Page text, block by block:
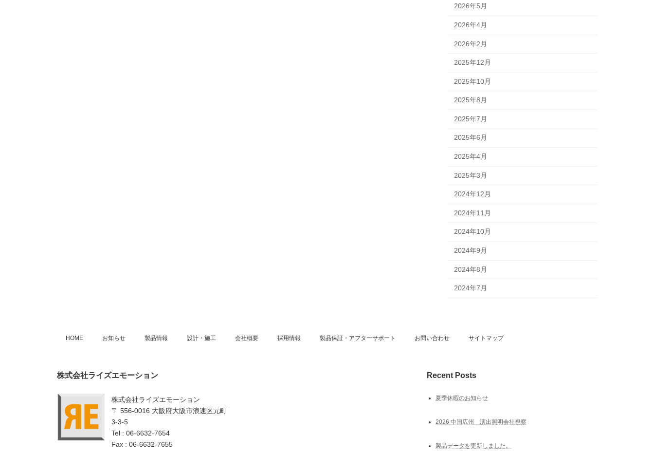
2026年5月
2026年4月
2026年2月
2025年12月
2025年10月
2025年8月
2025年7月
2025年6月
2025年4月
2025年3月
2024年12月
2024年11月
2024年10月
2024年9月
2024年8月
2024年7月
HOME お知らせ 製品情報 設計・施工 会社概要 採用情報 製品保証・アフターサポート お問い合わせ サイトマップ
株式会社ライズエモーション
株式会社ライズエモーション
〒 556-0016 大阪府大阪市浪速区元町
3-3-5
Tel : 06-6632-7654
Fax : 06-6632-7655
Recent Posts
夏季休暇のお知らせ
2026 中国広州 演出照明会社視察
製品データを更新しました。